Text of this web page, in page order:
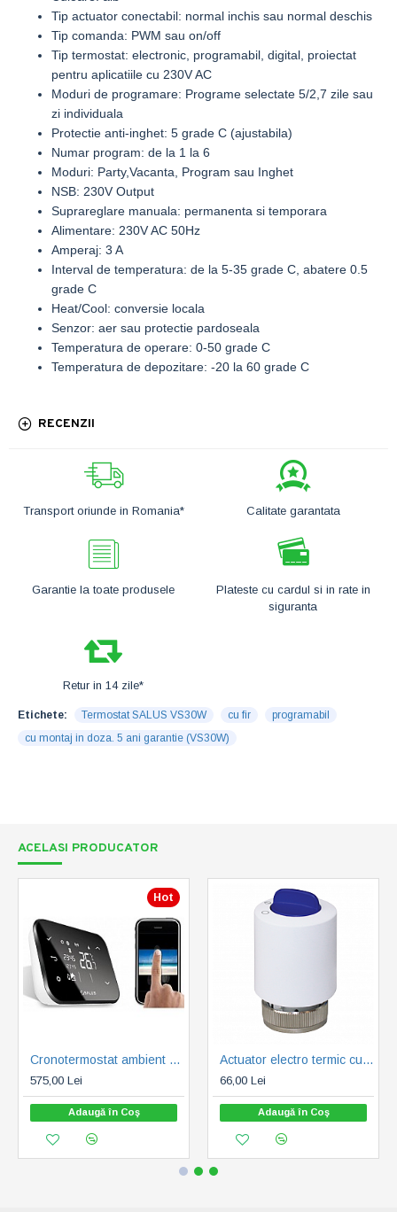
Transport oriunde in Romania* Calitate garantata
Garantie la toate produsele
Plateste cu cardul si in rate in
siguranta
Retur in 14 zile*
Tip actuator conectabil: normal inchis sau normal deschis
Tip comanda: PWM sau on/off
Tip termostat: electronic, programabil, digital, proiectat
pentru aplicatiile cu 230V AC
Moduri de programare: Programe selectate 5/2,7 zile sau
zi individuala
Protectie anti-inghet: 5 grade C (ajustabila)
Numar program: de la 1 la 6
Moduri: Party,Vacanta, Program sau Inghet
NSB: 230V Output
Suprareglare manuala: permanenta si temporara
Alimentare: 230V AC 50Hz
Amperaj: 3 A
Interval de temperatura: de la 5-35 grade C, abatere 0.5
grade C
Heat/Cool: conversie locala
Senzor: aer sau protectie pardoseala
Temperatura de operare: 0-50 grade C
Temperatura de depozitare: -20 la 60 grade C
RECENZII
Etichete: Termostat SALUS VS30W cu fir
programabil
cu montaj in doza. 5 ani garantie (VS30W)
ACELASI PRODUCATOR
Hot
Cronotermostat ambient Salus IT500
575,00 Lei
Adaugă în Coş
Actuator electro termic cu deschidere manuala Salus T30NC230MO M 30. 5 ani garantie (T30NC230MO)
66,00 Lei
Adaugă în Coş